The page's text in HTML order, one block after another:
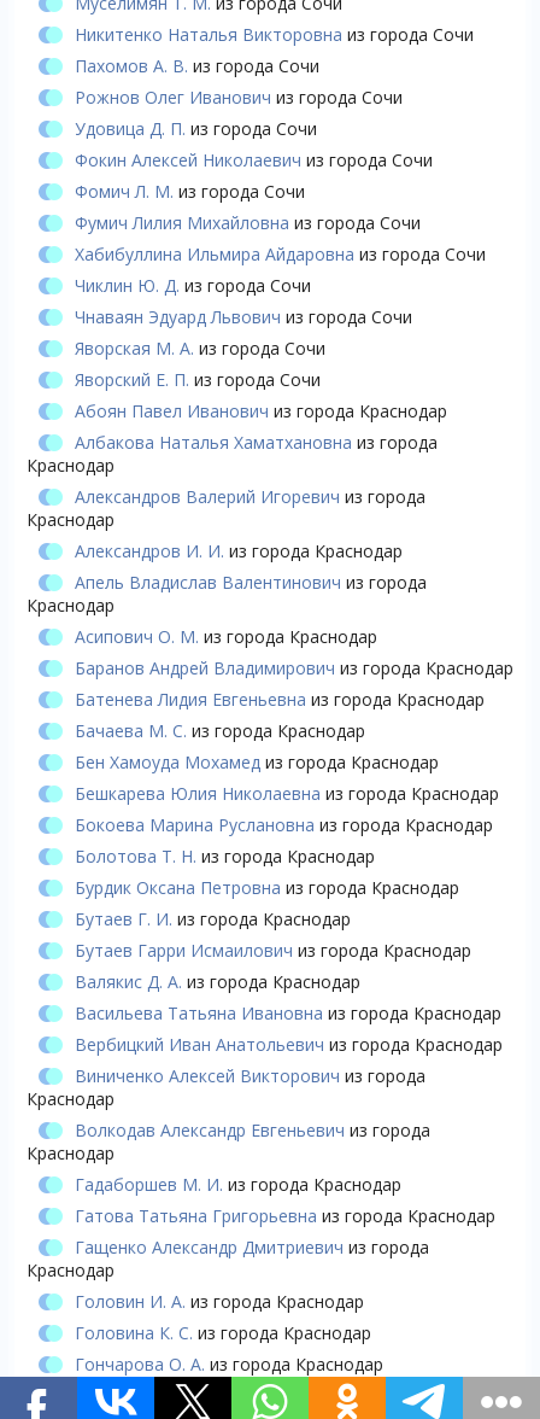
Никитенко Наталья Викторовна из города Сочи
Пахомов А. В. из города Сочи
Рожнов Олег Иванович из города Сочи
Удовица Д. П. из города Сочи
Фокин Алексей Николаевич из города Сочи
Фомич Л. М. из города Сочи
Фумич Лилия Михайловна из города Сочи
Хабибуллина Ильмира Айдаровна из города Сочи
Чиклин Ю. Д. из города Сочи
Чнаваян Эдуард Львович из города Сочи
Яворская М. А. из города Сочи
Яворский Е. П. из города Сочи
Абоян Павел Иванович из города Краснодар
Албакова Наталья Хаматхановна из города
Краснодар
Александров Валерий Игоревич из города
Краснодар
Александров И. И. из города Краснодар
Апель Владислав Валентинович из города
Краснодар
Асипович О. М. из города Краснодар
Баранов Андрей Владимирович из города Краснодар
Батенева Лидия Евгеньевна из города Краснодар
Бачаева М. С. из города Краснодар
Бен Хамоуда Мохамедиз города Краснодар
Бешкарева Юлия Николаевна из города Краснодар
Бокоева Марина Руслановна из города Краснодар
Болотова Т. Н. из города Краснодар
Бурдик Оксана Петровна из города Краснодар
Бутаев Г. И. из города Краснодар
Бутаев Гарри Исмаилович из города Краснодар
Валякис Д. А. из города Краснодар
Васильева Татьяна Ивановна из города Краснодар
Вербицкий Иван Анатольевич из города Краснодар
Виниченко Алексей Викторович из города
Краснодар
Волкодав Александр Евгеньевич из города
Краснодар
Гадаборшев М. И. из города Краснодар
Гатова Татьяна Григорьевна из города Краснодар
Гащенко Александр Дмитриевич из города
Краснодар
Головин И. А. из города Краснодар
Головина К. С. из города Краснодар
Гончарова О. А. из города Краснодар
Горяинова А. Ю. из города Краснодар